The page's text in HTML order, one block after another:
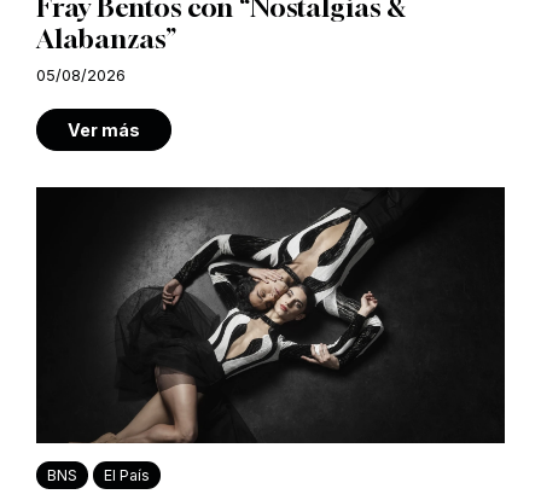
Fray Bentos con “Nostalgias &
Alabanzas”
05/08/2026
Ver más
BNS El País